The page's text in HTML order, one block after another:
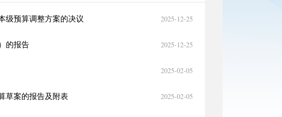
级预算调整方案的决议 2025-12-25
的报告 2025-12-25
2025-02-05
草案的报告及附表 2025-02-05